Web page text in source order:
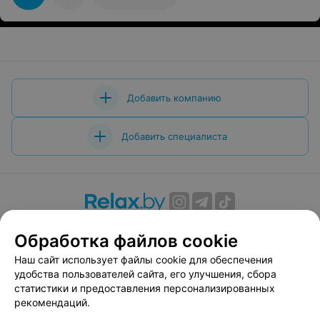
Добавить компанию
Добавить специалиста
Вакансии
Публичный договор
Способы оплаты
Публичный договор по использованию сервиса
«Афиша»
Пользовательское соглашение
Обработка файлов cookie
Наш сайт использует файлы cookie для обеспечения
удобства пользователей сайта, его улучшения, сбора
статистики и предоставления персонализированных
рекомендаций.